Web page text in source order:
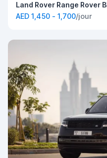
Land Rover Range Rover
AED 1,450 - 1,700/jour